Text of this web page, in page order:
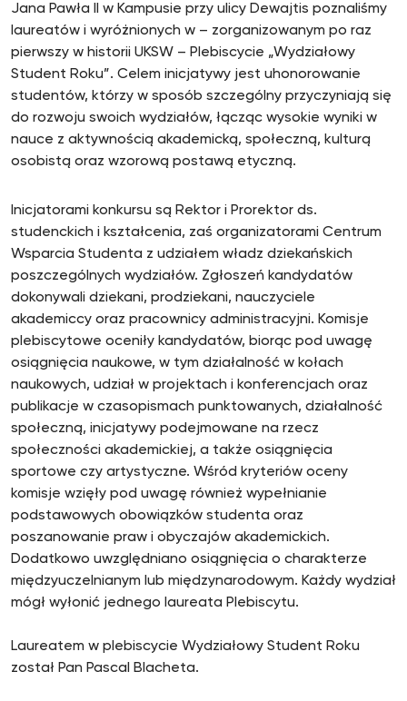
Jana Pawła II w Kampusie przy ulicy Dewajtis poznaliśmy
laureatów i wyróżnionych w – zorganizowanym po raz
pierwszy w historii UKSW – Plebiscycie „Wydziałowy
Student Roku”. Celem inicjatywy jest uhonorowanie
studentów, którzy w sposób szczególny przyczyniają się
do rozwoju swoich wydziałów, łącząc wysokie wyniki w
nauce z aktywnością akademicką, społeczną, kulturą
osobistą oraz wzorową postawą etyczną.
Inicjatorami konkursu są Rektor i Prorektor ds.
studenckich i kształcenia, zaś organizatorami Centrum
Wsparcia Studenta z udziałem władz dziekańskich
poszczególnych wydziałów. Zgłoszeń kandydatów
dokonywali dziekani, prodziekani, nauczyciele
akademiccy oraz pracownicy administracyjni. Komisje
plebiscytowe oceniły kandydatów, biorąc pod uwagę
osiągnięcia naukowe, w tym działalność w kołach
naukowych, udział w projektach i konferencjach oraz
publikacje w czasopismach punktowanych, działalność
społeczną, inicjatywy podejmowane na rzecz
społeczności akademickiej, a także osiągnięcia
sportowe czy artystyczne. Wśród kryteriów oceny
komisje wzięły pod uwagę również wypełnianie
podstawowych obowiązków studenta oraz
poszanowanie praw i obyczajów akademickich.
Dodatkowo uwzględniano osiągnięcia o charakterze
międzyuczelnianym lub międzynarodowym. Każdy wydział
mógł wyłonić jednego laureata Plebiscytu.
Laureatem w plebiscycie Wydziałowy Student Roku
został Pan Pascal Blacheta.